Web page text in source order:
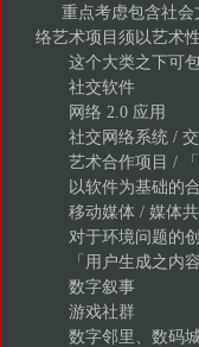
重点考虑包含社会
络艺术项目须以艺
这个大类之下可
社交软件
网络 2.0 应用
社交网络系统 /
艺术合作项目 /
以软件为基础的
移动媒体 / 媒体
对于环境问题的
「用户生成之内
数字叙事
游戏社群
数字邻里、数